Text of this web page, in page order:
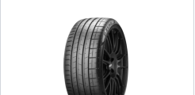
ALL
SEASON